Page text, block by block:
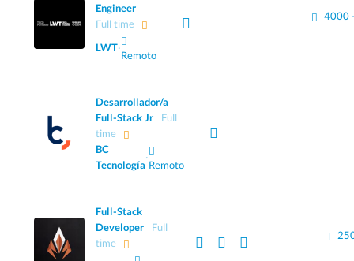
Engineer
Full time
LWT·
Remoto
4000
Desarrollador/a
Full-Stack Jr
Full
time
BC
Tecnología
·
Remoto
Full-Stack
Developer
Full
time